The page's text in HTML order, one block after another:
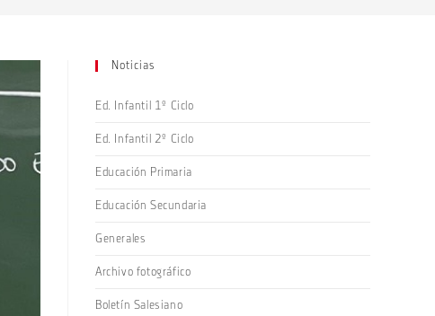
Noticias
Ed. Infantil 1º Ciclo
Ed. Infantil 2º Ciclo
Educación Primaria
Educación Secundaria
Generales
Archivo fotográfico
Boletín Salesiano